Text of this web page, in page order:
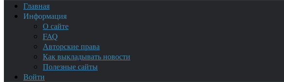
Главная
Информация
О сайте
FAQ
Авторские права
Как выкладывать новости
Полезные сайты
Войти